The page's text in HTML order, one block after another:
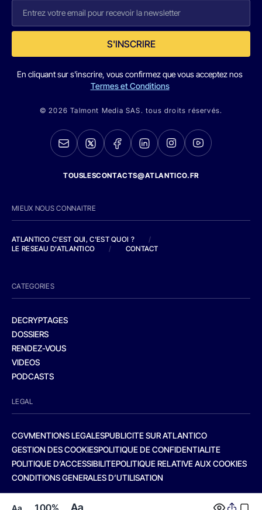
Aa 100% Aa
S'INSCRIRE
En cliquant sur s'inscrire, vous confirmez que vous acceptez nos
Termes et Conditions
© 2026 Talmont Media SAS. tous droits réservés.
TOUSLESCONTACTS@ATLANTICO.FR
MIEUX NOUS CONNAITRE
ATLANTICO C'EST QUI, C'EST QUOI ?
/
LE RESEAU D'ATLANTICO
/ CONTACT
CATEGORIES
DECRYPTAGES
DOSSIERS
RENDEZ-VOUS
VIDEOS
PODCASTS
LEGAL
CGVMENTIONS LEGALESPUBLICITE SUR ATLANTICO
GESTION DES COOKIESPOLITIQUE DE CONFIDENTIALITE
POLITIQUE D’ACCESSIBILITEPOLITIQUE RELATIVE AUX COOKIES
CONDITIONS GENERALES D’UTILISATION